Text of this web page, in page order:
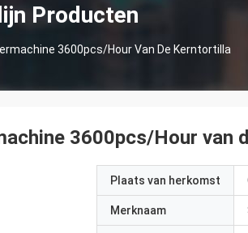
Producten
3600pcs/Hour Van De Kerntortilla
3600pcs/Hour van
Plaats van herkomst
Merknaam